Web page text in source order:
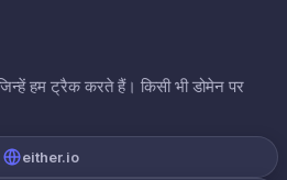
हम ट्रैक करते हैं। किसी भी डोमेन पर
either.io